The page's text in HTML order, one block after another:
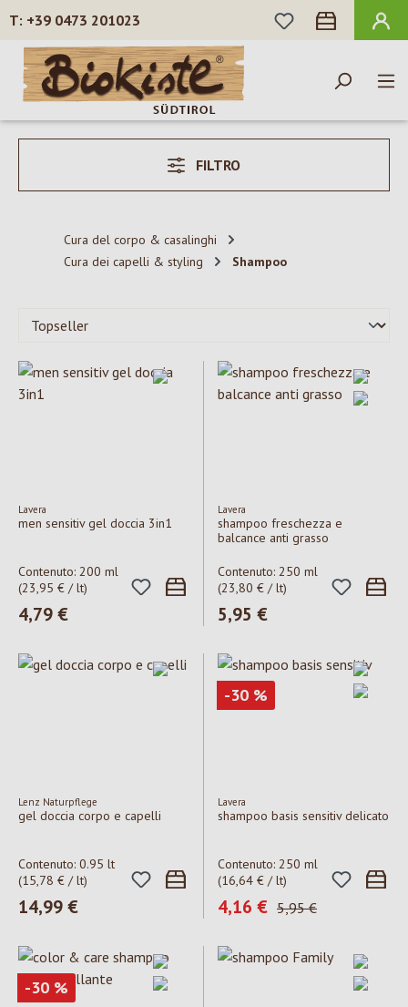
Passa al contenuto principale
+39 0473 201023
HAI 0 ARTICOLI
FILTRO
Cura del corpo & casalinghi
Cura dei capelli & styling
Shampoo
Lavera
men sensitiv gel doccia 3in1
Contenuto: 200 ml
(23,95 € / lt)
Prezzo normale:
4,79 €
Lavera
shampoo freschezza e
balcance anti grasso
Contenuto: 250 ml
(23,80 € / lt)
Prezzo normale:
5,95 €
Lenz Naturpflege
gel doccia corpo e capelli
Contenuto: 0.95 lt
(15,78 € / lt)
Prezzo normale:
14,99 €
-30 Sconto
%
Lavera
shampoo basis sensitiv delicato
Contenuto: 250 ml
(16,64 € / lt)
Prezzo di vendita:
4,16 € Prezzo normale:
5,95 €
-30 Sconto
%